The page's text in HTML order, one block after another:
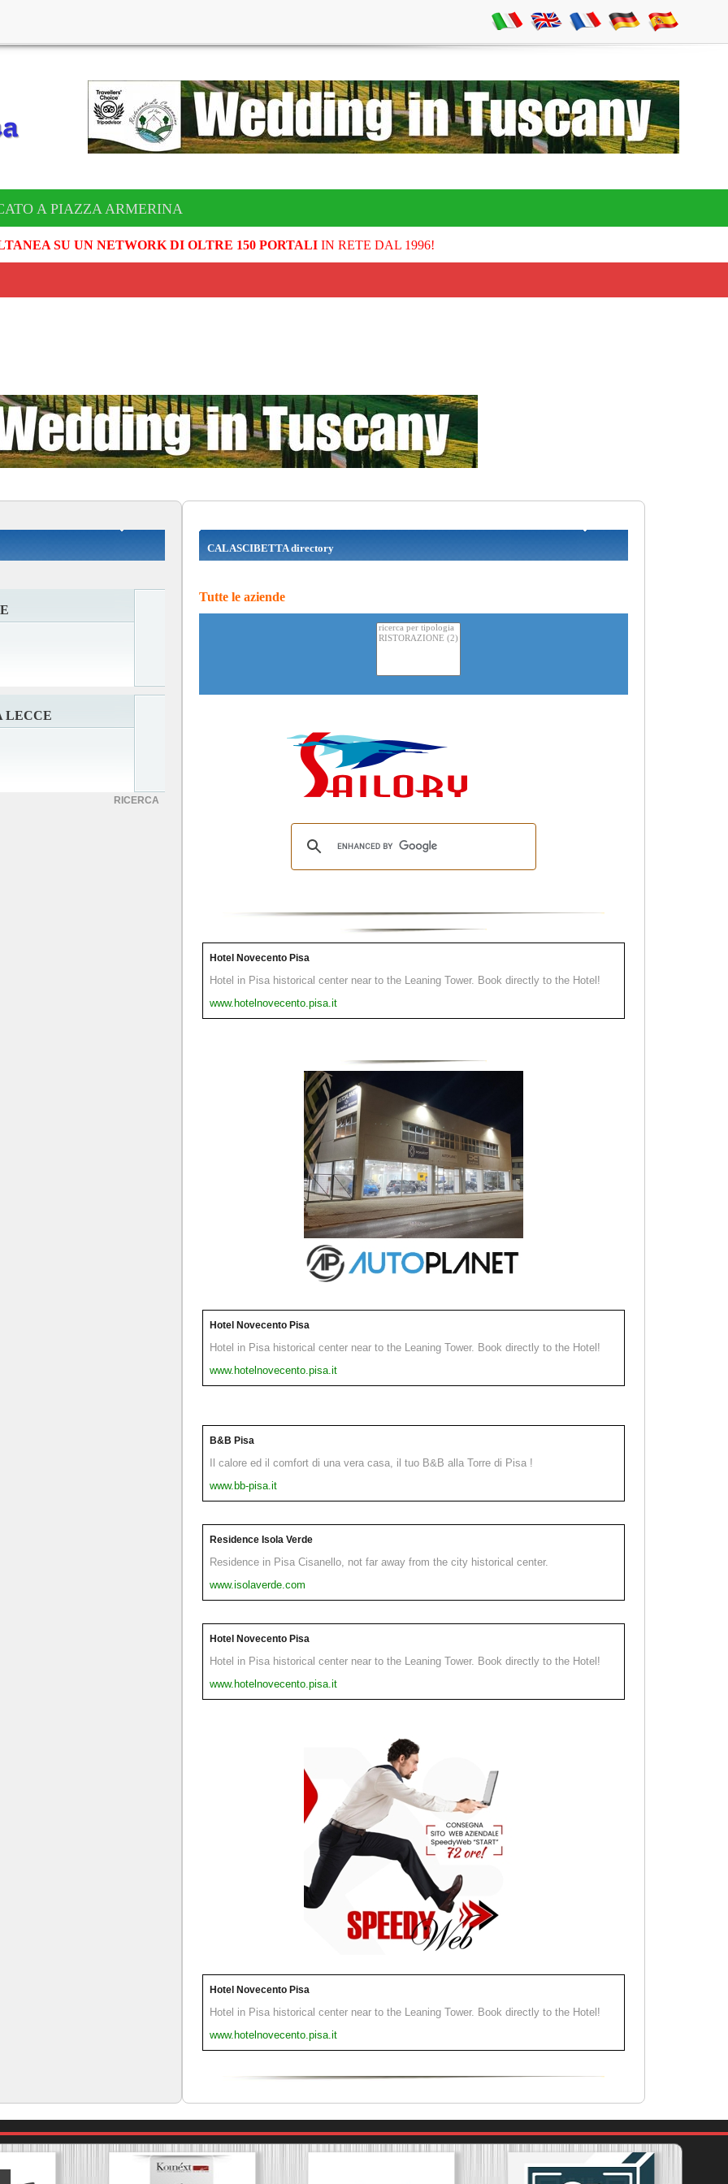
A PIAZZA ARMERINA
SU UN NETWORK DI OLTRE 150 PORTALIIN RETE DAL 1996!
LECCE
RICERCA
CALASCIBETTA directory
Tutte le aziende
Hotel Novecento Pisa
Hotel in Pisa historical center near to the Leaning Tower. Book directly to the Hotel!
www.hotelnovecento.pisa.it
Hotel Novecento Pisa
Hotel in Pisa historical center near to the Leaning Tower. Book directly to the Hotel!
www.hotelnovecento.pisa.it
B&B Pisa
Il calore ed il comfort di una vera casa, il tuo B&B alla Torre di Pisa !
www.bb-pisa.it
Residence Isola Verde
Residence in Pisa Cisanello, not far away from the city historical center.
www.isolaverde.com
Hotel Novecento Pisa
Hotel in Pisa historical center near to the Leaning Tower. Book directly to the Hotel!
www.hotelnovecento.pisa.it
Hotel Novecento Pisa
Hotel in Pisa historical center near to the Leaning Tower. Book directly to the Hotel!
www.hotelnovecento.pisa.it